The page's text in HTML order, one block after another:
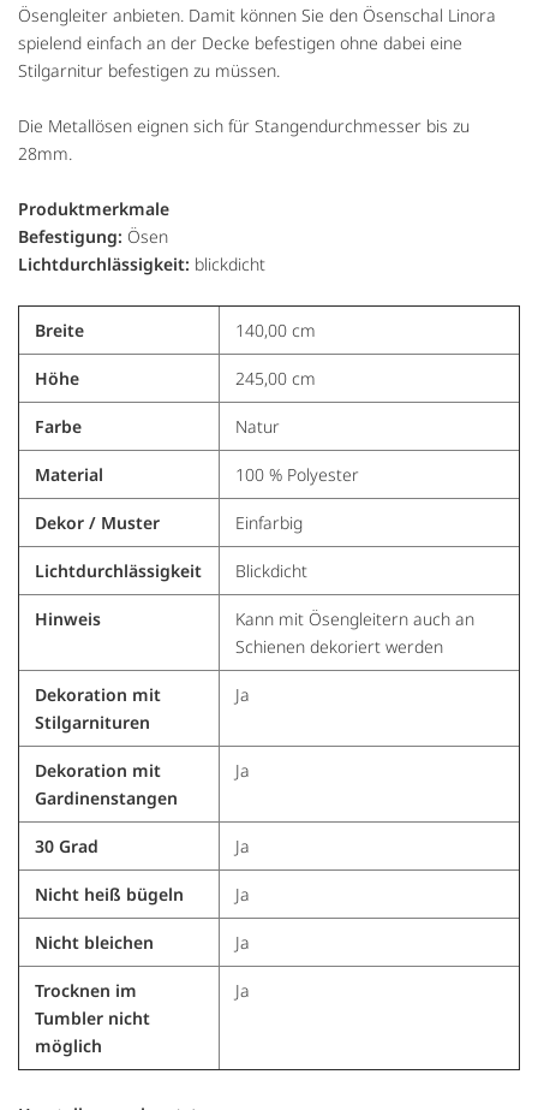
Ösengleiter anbieten. Damit können Sie den Ösenschal Linora
spielend einfach an der Decke befestigen ohne dabei eine
Stilgarnitur befestigen zu müssen.
Die Metallösen eignen sich für Stangendurchmesser bis zu
28mm.
Produktmerkmale
Befestigung: Ösen
Lichtdurchlässigkeit: blickdicht
Breite 140,00 cm
Höhe 245,00 cm
Farbe Natur
Material 100 % Polyester
Dekor / Muster Einfarbig
Lichtdurchlässigkeit Blickdicht
Hinweis
Kann mit Ösengleitern auch an
Schienen dekoriert werden
Dekoration mit
Stilgarnituren
Ja
Dekoration mit
Gardinenstangen
Ja
30 Grad Ja
Nicht heiß bügeln Ja
Nicht bleichen Ja
Trocknen im
Tumbler nicht
möglich
Ja